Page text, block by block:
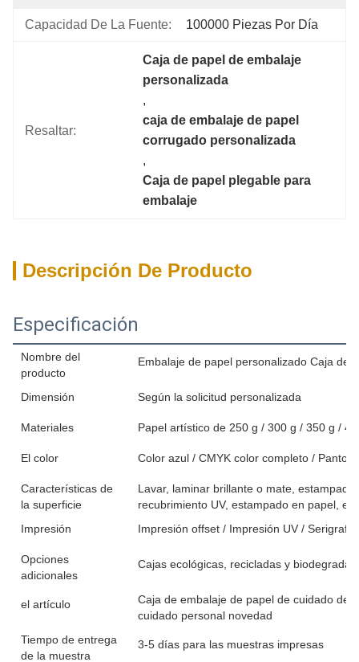
Capacidad De La Fuente: 100000 Piezas Por Día
Resaltar:
Caja de papel de embalaje
personalizada
,
caja de embalaje de papel
corrugado personalizada
,
Caja de papel plegable para
embalaje
Descripción De Producto
Especificación
Nombre del
producto
Embalaje de papel personalizado Caja de
Dimensión Según la solicitud personalizada
Materiales Papel artístico de 250 g / 300 g / 350 g /
El color Color azul / CMYK color completo /
Características de
la superficie
Lavar, laminar brillante o mate,
recubrimiento UV, estampado en papel,
Impresión
Impresión offset / Impresión UV / Serigrafía
Opciones
adicionales
Cajas ecológicas, recicladas y
el artículo
Caja de embalaje de papel de cuidado de
cuidado personal novedad
Tiempo de entrega
de la muestra
3-5 días para las muestras impresas